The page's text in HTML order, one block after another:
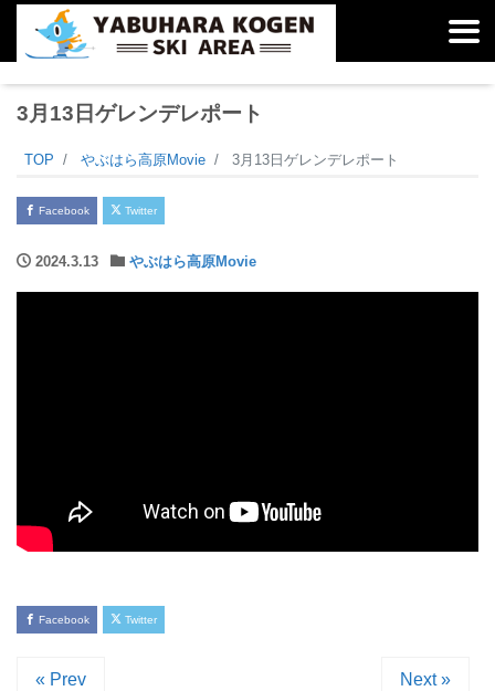
3月13日ゲレンデレポート
TOP やぶはら高原Movie 3月13日ゲレンデレポート
Facebook Twitter
2024.3.13 やぶはら高原Movie
Facebook Twitter
« Prev Next »